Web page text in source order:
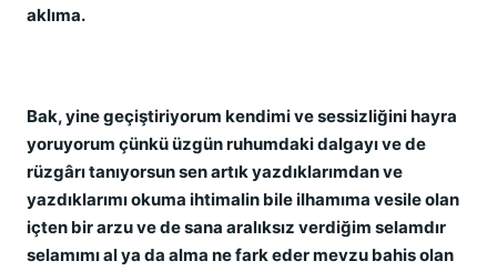
aklıma.
Bak, yine geçiştiriyorum kendimi ve sessizliğini hayra
yoruyorum çünkü üzgün ruhumdaki dalgayı ve de
rüzgârı tanıyorsun sen artık yazdıklarımdan ve
yazdıklarımı okuma ihtimalin bile ilhamıma vesile olan
içten bir arzu ve de sana aralıksız verdiğim selamdır
selamımı al ya da alma ne fark eder mevzu bahis olan